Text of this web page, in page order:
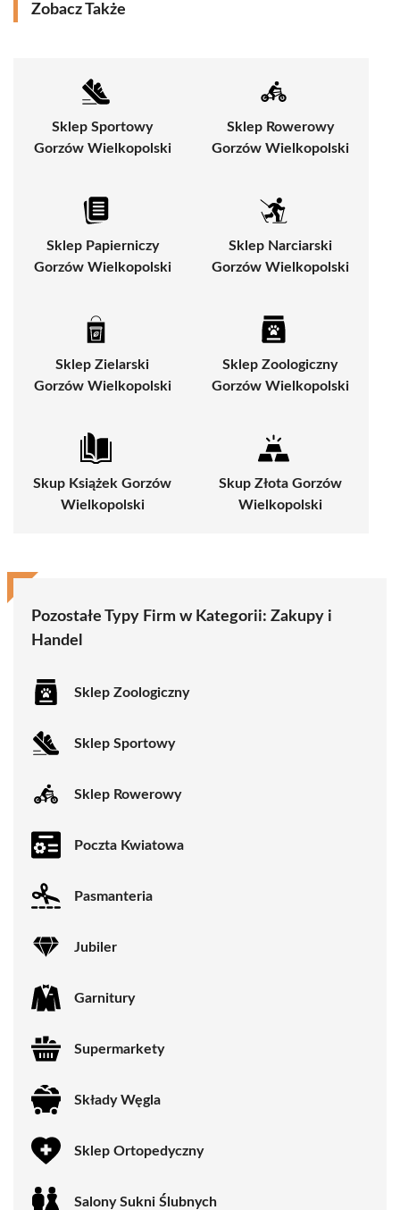
Zobacz Także
Sklep Sportowy
Gorzów Wielkopolski
Sklep Rowerowy
Gorzów Wielkopolski
Sklep Papierniczy
Gorzów Wielkopolski
Sklep Narciarski
Gorzów Wielkopolski
Sklep Zielarski
Gorzów Wielkopolski
Sklep Zoologiczny
Gorzów Wielkopolski
Skup Książek Gorzów
Wielkopolski
Skup Złota Gorzów
Wielkopolski
Pozostałe Typy Firm w Kategorii: Zakupy i
Handel
Sklep Zoologiczny
Sklep Sportowy
Sklep Rowerowy
Poczta Kwiatowa
Pasmanteria
Jubiler
Garnitury
Supermarkety
Składy Węgla
Sklep Ortopedyczny
Salony Sukni Ślubnych